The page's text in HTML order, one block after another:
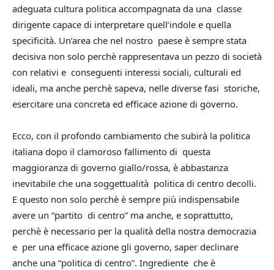
adeguata cultura politica accompagnata da una classe
dirigente capace di interpretare quell’indole e quella
specificità. Un’area che nel nostro paese è sempre stata
decisiva non solo perchè rappresentava un pezzo di società
con relativi e conseguenti interessi sociali, culturali ed
ideali, ma anche perchè sapeva, nelle diverse fasi storiche,
esercitare una concreta ed efficace azione di governo.
Ecco, con il profondo cambiamento che subirà la politica
italiana dopo il clamoroso fallimento di questa
maggioranza di governo giallo/rossa, è abbastanza
inevitabile che una soggettualità politica di centro decolli.
E questo non solo perchè è sempre più indispensabile
avere un “partito di centro” ma anche, e soprattutto,
perchè è necessario per la qualità della nostra democrazia
e per una efficace azione gli governo, saper declinare
anche una “politica di centro”. Ingrediente che è